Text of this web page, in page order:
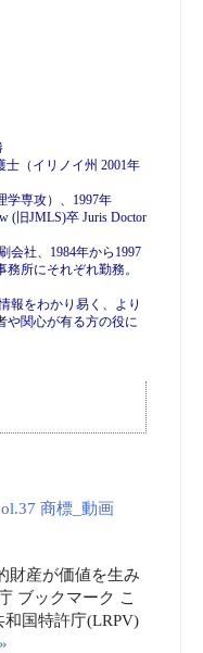
士（イリノイ州 2001年
学専攻）、1997年
(旧JMLS)卒 Juris Doctor
会社、1984年から1997
所にそれぞれ勤務。
報をわかり易く、より
や関心が有る方の役に
商標_動画
財産が価値を生み
ブックマーク こ
国特許庁(LRPV)